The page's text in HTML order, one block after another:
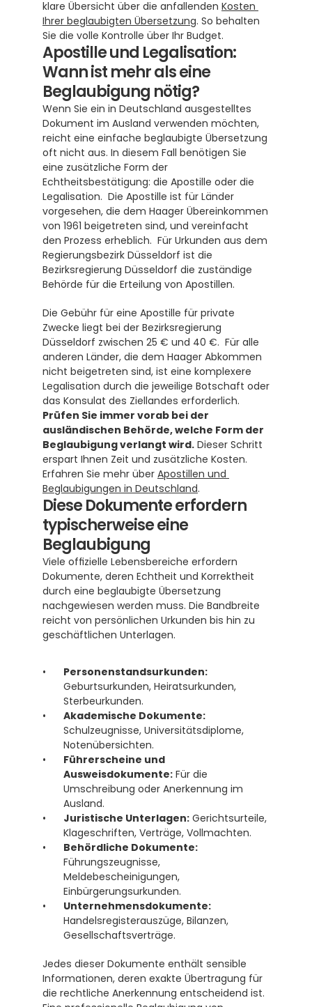
klare Übersicht über die anfallenden Kosten
Ihrer beglaubigten Übersetzung. So behalten
Sie die volle Kontrolle über Ihr Budget.
Apostille und Legalisation:
Wann ist mehr als eine
Beglaubigung nötig?
Wenn Sie ein in Deutschland ausgestelltes
Dokument im Ausland verwenden möchten,
reicht eine einfache beglaubigte Übersetzung
oft nicht aus. In diesem Fall benötigen Sie
eine zusätzliche Form der
Echtheitsbestätigung: die Apostille oder die
Legalisation.  Die Apostille ist für Länder
vorgesehen, die dem Haager Übereinkommen
von 1961 beigetreten sind, und vereinfacht
den Prozess erheblich.  Für Urkunden aus dem
Regierungsbezirk Düsseldorf ist die
Bezirksregierung Düsseldorf die zuständige
Behörde für die Erteilung von Apostillen.
Die Gebühr für eine Apostille für private
Zwecke liegt bei der Bezirksregierung
Düsseldorf zwischen 25 € und 40 €.  Für alle
anderen Länder, die dem Haager Abkommen
nicht beigetreten sind, ist eine komplexere
Legalisation durch die jeweilige Botschaft oder
Prüfen Sie immer vorab bei der
ausländischen Behörde, welche Form der
Beglaubigung verlangt wird. Dieser Schritt
erspart Ihnen Zeit und zusätzliche Kosten.
Erfahren Sie mehr über Apostillen und
Beglaubigungen in Deutschland.
Diese Dokumente erfordern
typischerweise eine
Beglaubigung
Viele offizielle Lebensbereiche erfordern
Dokumente, deren Echtheit und Korrektheit
durch eine beglaubigte Übersetzung
nachgewiesen werden muss. Die Bandbreite
reicht von persönlichen Urkunden bis hin zu
geschäftlichen Unterlagen.
Personenstandsurkunden:
Geburtsurkunden, Heiratsurkunden,
Sterbeurkunden.
Akademische Dokumente:
Schulzeugnisse, Universitätsdiplome,
Notenübersichten.
Führerscheine und
Ausweisdokumente: Für die
Umschreibung oder Anerkennung im
Ausland.
Juristische Unterlagen: Gerichtsurteile,
Klageschriften, Verträge, Vollmachten.
Behördliche Dokumente:
Führungszeugnisse,
Meldebescheinigungen,
Einbürgerungsurkunden.
Unternehmensdokumente:
Handelsregisterauszüge, Bilanzen,
Gesellschaftsverträge.
Jedes dieser Dokumente enthält sensible
Informationen, deren exakte Übertragung für
die rechtliche Anerkennung entscheidend ist.